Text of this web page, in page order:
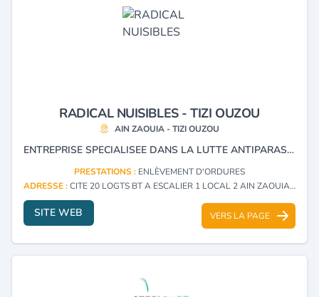
RADICAL NUISIBLES - TIZI OUZOU
AIN ZAOUIA - TIZI OUZOU
ENTREPRISE SPECIALISEE DANS LA LUTTE ANTIPARASITAIRE ET LA GESTION INTEGREE DES NUISIBLES (IPM). ELLE PROPOSE DES SOLUTIONS DE DERATISATION, DESINSECTISATION, DESINFECTION ET PREVENTION DES INFESTATIONS AUPRES DES ENTREPRISES, ADMINISTRATIONS, ETABLISSEMENTS DE SANTE, INDUSTRIES AGROALIMENTAIRES, HOTELS, RESTAURANTS, COLLECTIVITES ET PARTICULIERS. SES PRESTATIONS COUVRENT LE TRAITEMENT DES INSECTES RAMPANTS ET VOLANTS (CAFARDS, PUNAISES DE LIT, FOURMIS, MOUSTIQUES, MOUCHES, GUEPES, ETC.), LA LUTTE CONTRE LES RONGEURS AINSI QUE LA MISE EN PLACE DE PROGRAMMES DE PREVENTION ET DE CONTROLE CONFORMES AUX NORMES D'HYGIENE, DE SECURITE ET DE QUALITE.
PRESTATIONS : ENLÈVEMENT D'ORDURES
ADRESSE :CITE 20 LOGTS BT A ESCALIER 1 LOCAL 2 AIN ZAOUIA - TIZI OUZOU
SITE WEB VERS LA PAGE